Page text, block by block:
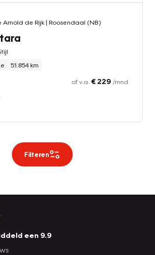
de Rijk| Roosendaal (NB)
51.854 km
of v.a. € 229 /mnd
Filteren
een 9.9